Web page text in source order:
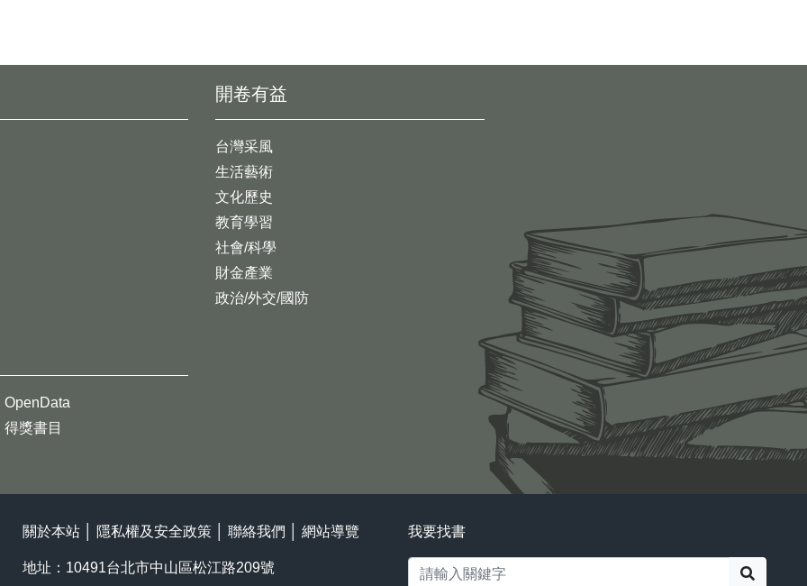
開卷有益
台灣采風
生活藝術
文化歷史
教育學習
社會/科學
財金產業
政治/外交/國防
OpenData
得獎書目
關於本站 隱私權及安全政策 聯絡我們 網站導覽
地址：10491台北市中山區松江路209號
我要找書